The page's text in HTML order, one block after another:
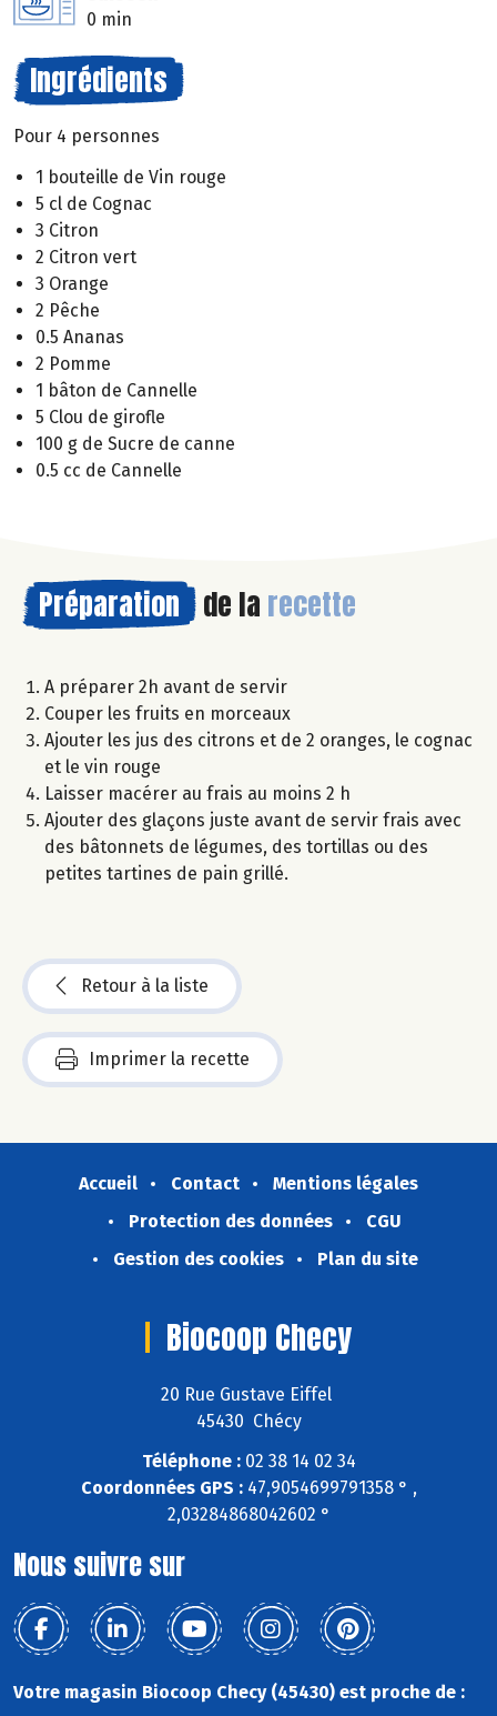
0 min
Ingrédients
Pour 4 personnes
1 bouteille de Vin rouge
5 cl de Cognac
3 Citron
2 Citron vert
3 Orange
2 Pêche
0.5 Ananas
2 Pomme
1 bâton de Cannelle
5 Clou de girofle
100 g de Sucre de canne
0.5 cc de Cannelle
Préparation de la recette
A préparer 2h avant de servir
Couper les fruits en morceaux
Ajouter les jus des citrons et de 2 oranges, le cognac
et le vin rouge
Laisser macérer au frais au moins 2 h
Ajouter des glaçons juste avant de servir frais avec
des bâtonnets de légumes, des tortillas ou des
petites tartines de pain grillé.
Retour à la liste
Imprimer la recette
Accueil Contact
Mentions légales
Protection des données
CGU
Gestion des cookies
Plan du site
Biocoop Checy
20 Rue Gustave Eiffel
45430 Chécy
Téléphone :02 38 14 02 34
Coordonnées GPS :47,9054699791358 ° ,
2,03284868042602 °
Nous suivre sur
Votre magasin Biocoop Checy (45430) est proche de :